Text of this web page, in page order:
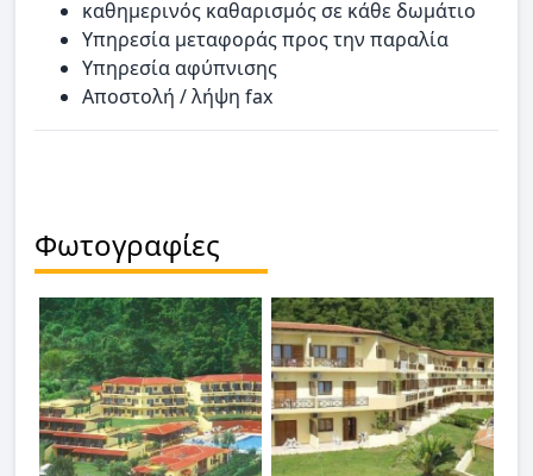
καθημερινός καθαρισμός σε κάθε δωμάτιο
Υπηρεσία μεταφοράς προς την παραλία
Υπηρεσία αφύπνισης
Αποστολή / λήψη fax
Φωτογραφίες